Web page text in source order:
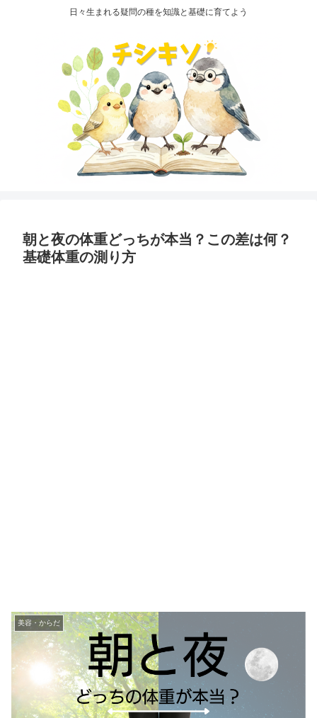
日々生まれる疑問の種を知識と基礎に育てよう
朝と夜の体重どっちが本当？この差は何？
基礎体重の測り方
美容・からだ